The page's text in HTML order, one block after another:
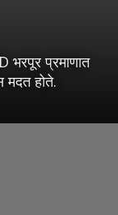
भरपूर प्रमाणात
मदत होते.